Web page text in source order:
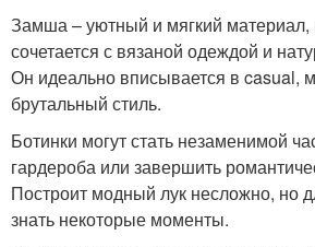
Замша – уютный и мягкий материал,
сочетается с вязаной одеждой и
Он идеально вписывается в casual,
брутальный стиль.
Ботинки могут стать незаменимой
гардероба или завершить
Построит модный лук несложно, но
знать некоторые моменты.